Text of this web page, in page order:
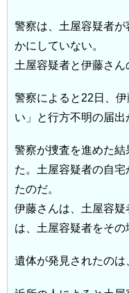
警察は、土屋容疑者
かにしていない。
土屋容疑者と伊藤さ
警察によると22日、
い」と行方不明の届出
警察が捜査を進めた
た。土屋容疑者の自
たのだ。
伊藤さんは、土屋容
は、土屋容疑者をその
遺体が発見されたのは